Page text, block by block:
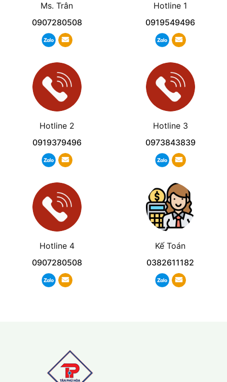
Ms. Trân
0907280508
Hotline 1
0919549496
Hotline 2
0919379496
Hotline 3
0973843839
Hotline 4
0907280508
Kế Toán
0382611182